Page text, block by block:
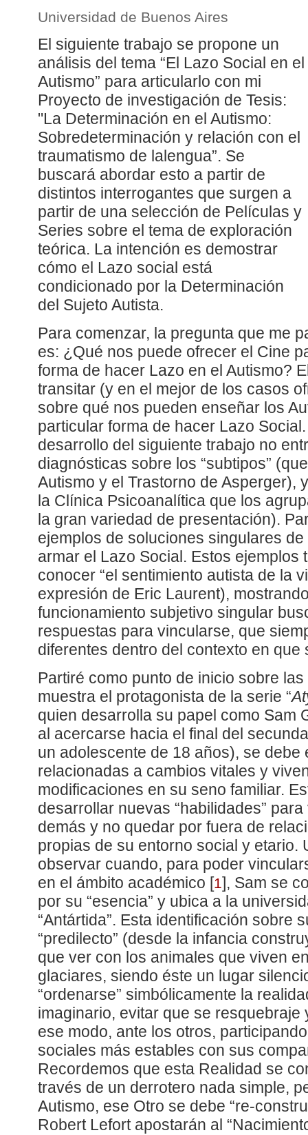
Universidad de Buenos Aires
El siguiente trabajo se propone un
análisis del tema “El Lazo Social en el
Autismo” para articularlo con mi
Proyecto de investigación de Tesis:
"La Determinación en el Autismo:
Sobredeterminación y relación con el
traumatismo de lalengua”. Se
buscará abordar esto a partir de
distintos interrogantes que surgen a
partir de una selección de Películas y
Series sobre el tema de exploración
teórica. La intención es demostrar
cómo el Lazo social está
condicionado por la Determinación
del Sujeto Autista.
Para comenzar, la pregunta que me
es: ¿Qué nos puede ofrecer el Cine
forma de hacer Lazo en el Autismo?
transitar (y en el mejor de los casos
sobre qué nos pueden enseñar los
particular forma de hacer Lazo
desarrollo del siguiente trabajo no
diagnósticas sobre los “subtipos”
Autismo y el Trastorno de Asperger),
la Clínica Psicoanalítica que los
la gran variedad de presentación).
ejemplos de soluciones singulares
armar el Lazo Social. Estos ejemplos
conocer “el sentimiento autista de la
expresión de Eric Laurent),
funcionamiento subjetivo singular
respuestas para vincularse, que
diferentes dentro del contexto en que
Partiré como punto de inicio sobre
muestra el protagonista de la serie “
quien desarrolla su papel como Sam
al acercarse hacia el final del
un adolescente de 18 años), se
relacionadas a cambios vitales y
modificaciones en su seno familiar.
desarrollar nuevas “habilidades”
demás y no quedar por fuera de
propias de su entorno social y etario.
observar cuando, para poder
en el ámbito académico [1] , Sam se
por su “esencia” y ubica a la
“Antártida”. Esta identificación sobre
“predilecto” (desde la infancia
que ver con los animales que viven
glaciares, siendo éste un lugar
“ordenarse” simbólicamente la
imaginario, evitar que se resquebraje
ese modo, ante los otros,
sociales más estables con sus
Recordemos que esta Realidad se
través de un derrotero nada simple,
Autismo, ese Otro se debe “re-
Robert Lefort apostarán al